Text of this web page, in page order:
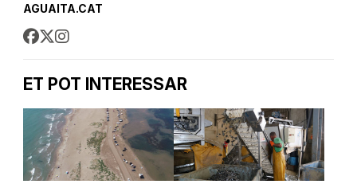
AGUAITA.CAT
ET POT INTERESSAR